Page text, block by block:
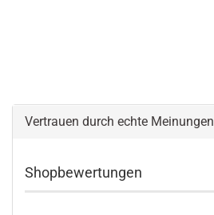
Vertrauen durch echte Meinungen
Shopbewertungen